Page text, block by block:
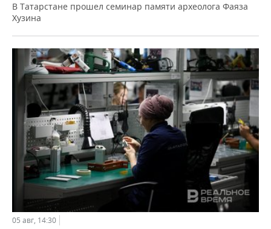
В Татарстане прошел семинар памяти археолога Фаяза
Хузина
05 авг, 14:30